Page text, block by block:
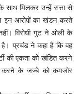
साथ मिलकर उन्हें सत्ता से
इन आरोपों का खंडन करते
विरोधी गुट ने ओली के
है। प्रचंड ने कहा है कि वह
की एकता को खंडित करने
करने के जज्बे को कमजोर